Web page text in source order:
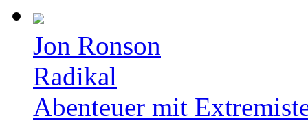
Jon Ronson
Radikal
Abenteuer mit